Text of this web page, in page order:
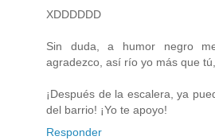
XDDDDDD
Sin duda, a humor negro
agradezco, así río yo más que
¡Después de la escalera, ya
del barrio! ¡Yo te apoyo!
Responder